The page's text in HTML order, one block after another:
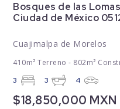
Bosques de las
Ciudad de México
Cuajimalpa de Morelos
410m² Terreno - 802m²
3 3 4
$18,850,000 MXN